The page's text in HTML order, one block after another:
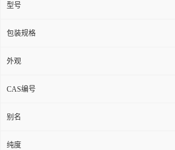
型号
包装规格
外观
CAS编号
别名
纯度